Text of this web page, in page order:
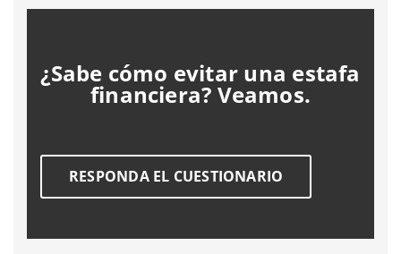
¿Sabe cómo evitar una estafa
financiera? Veamos.
RESPONDA EL CUESTIONARIO